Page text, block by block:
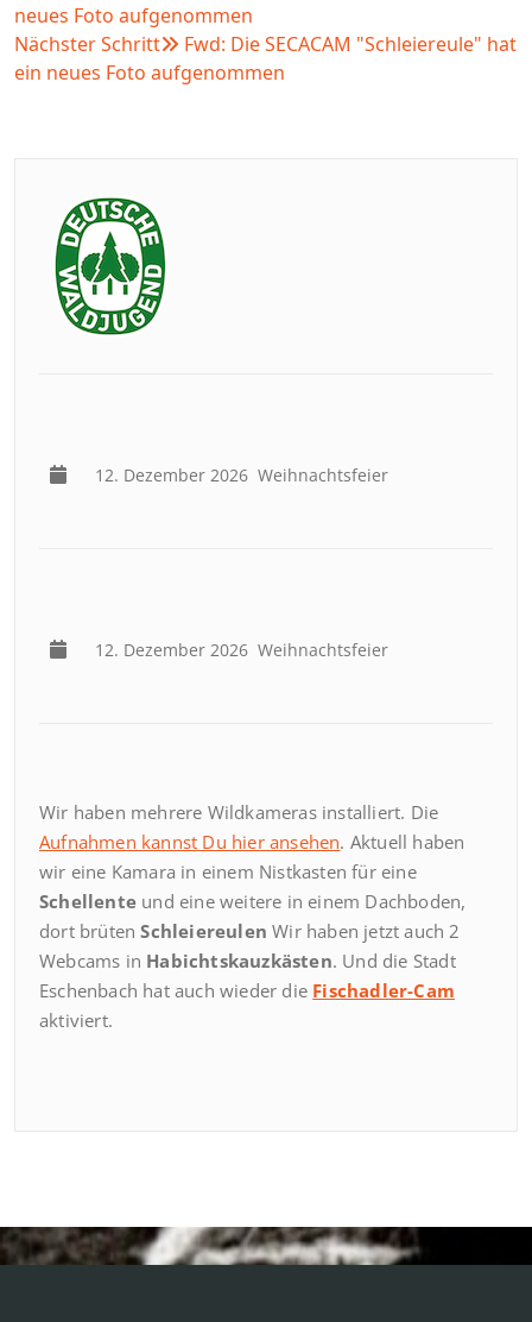
neues Foto aufgenommen
Nächster Schritt
Fwd: Die SECACAM "Schleiereule" hat
ein neues Foto aufgenommen
12. Dezember 2026 Weihnachtsfeier
12. Dezember 2026 Weihnachtsfeier
Wir haben mehrere Wildkameras installiert. Die
Aufnahmen kannst Du hier ansehen. Aktuell haben
wir eine Kamara in einem Nistkasten für eine
Schellente und eine weitere in einem Dachboden,
dort brütenSchleiereulen Wir haben jetzt auch 2
Webcams in Habichtskauzkästen. Und die Stadt
Eschenbach hat auch wieder die Fischadler-Cam
aktiviert.